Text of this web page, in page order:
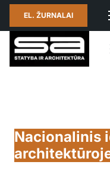
EL. ŽURNALAI
Nacionalinis